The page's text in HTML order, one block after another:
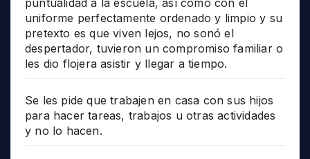
uniforme perfectamente ordenado y limpio y su
pretexto es que viven lejos, no sonó el
despertador, tuvieron un compromiso familiar o
les dio flojera asistir y llegar a tiempo.
Se les pide que trabajen en casa con sus hijos
para hacer tareas, trabajos u otras actividades
y no lo hacen.